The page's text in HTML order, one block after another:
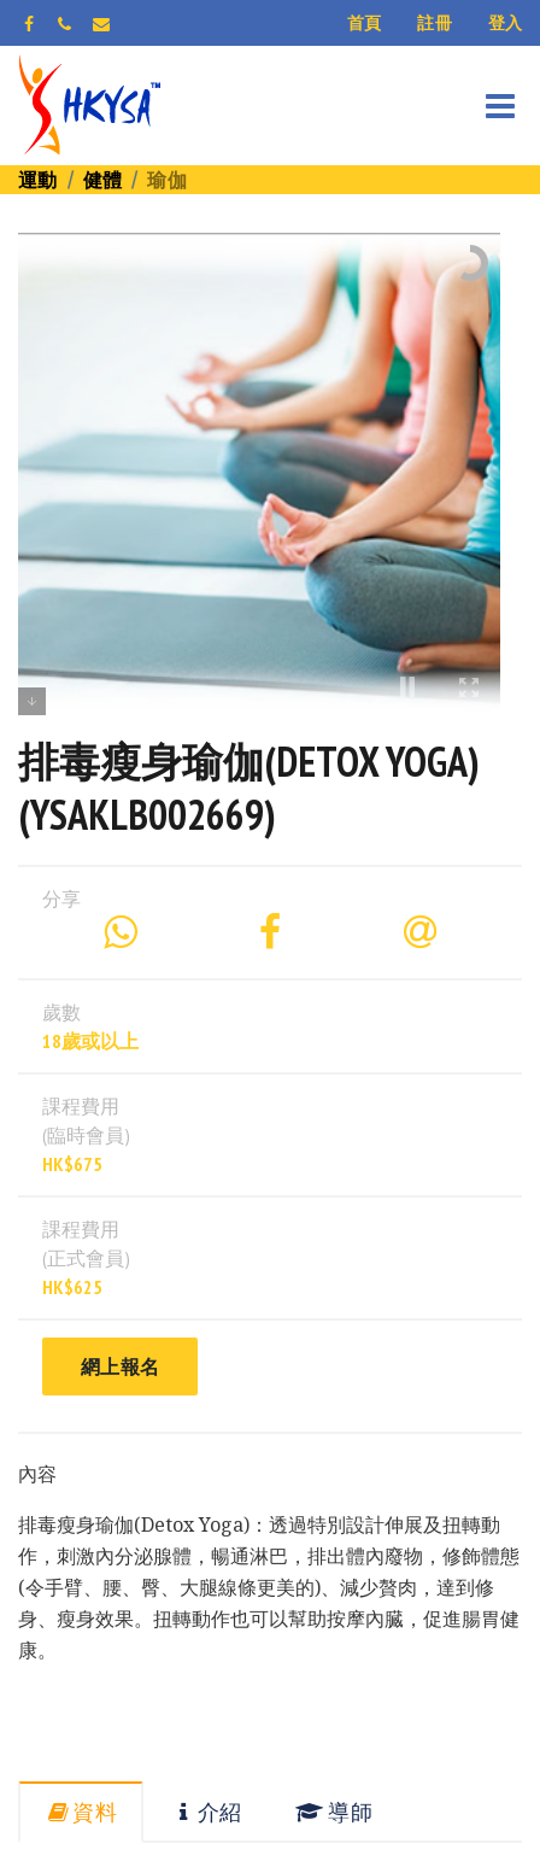
首頁 註冊 登入
運動 健體 瑜伽
排毒瘦身瑜伽(DETOX YOGA)
(YSAKLB002669)
分享
歲數
18歲或以上
課程費用
(臨時會員)
HK$675
課程費用
(正式會員)
HK$625
網上報名
內容
排毒瘦身瑜伽(Detox Yoga)：透過特別設計伸展及扭轉動
作，刺激內分泌腺體，暢通淋巴，排出體內廢物，修飾體態
(令手臂、腰、臀、大腿線條更美的)、減少贅肉，達到修
身、瘦身效果。扭轉動作也可以幫助按摩內臓，促進腸胃健
康。
資料 介紹 導師